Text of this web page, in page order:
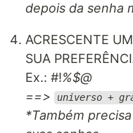
depois da senha
ACRESCENTE
SUA
Ex.: #!%$@
==>
universo +
*Também